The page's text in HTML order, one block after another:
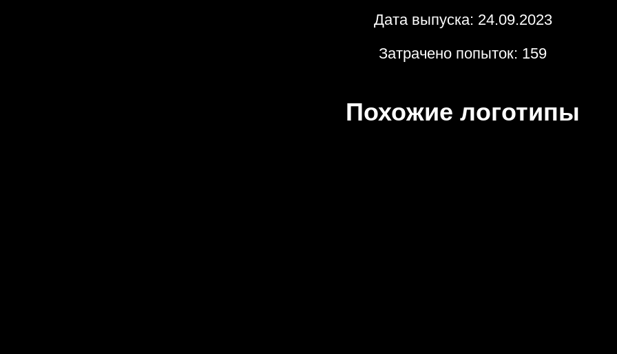
Дата выпуска: 24.09.2023
Затрачено попыток: 159
Похожие логотипы